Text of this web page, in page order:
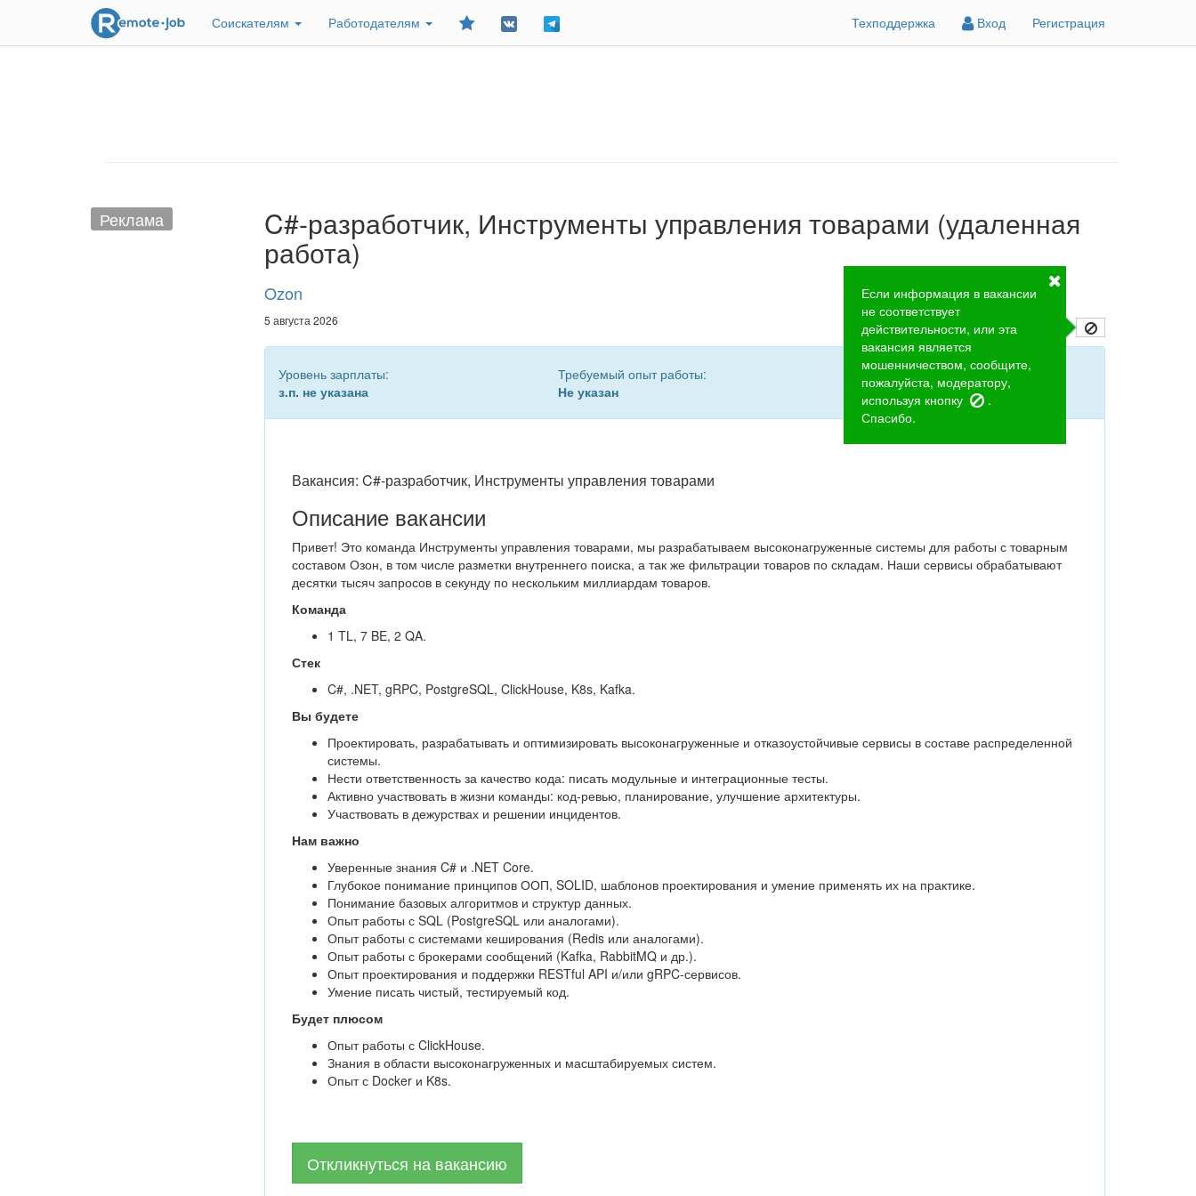
Соискателям Работодателям
Добавить
Техподдержка Вход Регистрация
Реклама C#-разработчик, Инструменты управления товарами (удаленная
работа)
Ozon
5 августа 2026
Если информация в вакансии
не соответствует
действительности, или эта
вакансия является
мошенничеством, сообщите,
пожалуйста, модератору,
используя кнопку
.
Спасибо.
Уровень зарплаты:
з.п. не указана
Требуемый опыт работы:
Не указан
Вакансия: C#-разработчик, Инструменты управления товарами
Описание вакансии
Привет! Это команда Инструменты управления товарами, мы разрабатываем высоконагруженные системы для работы с товарным
составом Озон, в том числе разметки внутреннего поиска, а так же фильтрации товаров по складам. Наши сервисы обрабатывают
десятки тысяч запросов в секунду по нескольким миллиардам товаров.
Команда
1 TL, 7 BE, 2 QA.
Стек
C#, .NET, gRPC, PostgreSQL, ClickHouse, K8s, Kafka.
Вы будете
Проектировать, разрабатывать и оптимизировать высоконагруженные и отказоустойчивые сервисы в составе распределенной
системы.
Нести ответственность за качество кода: писать модульные и интеграционные тесты.
Активно участвовать в жизни команды: код-ревью, планирование, улучшение архитектуры.
Участвовать в дежурствах и решении инцидентов.
Нам важно
Уверенные знания C# и .NET Core.
Глубокое понимание принципов ООП, SOLID, шаблонов проектирования и умение применять их на практике.
Понимание базовых алгоритмов и структур данных.
Опыт работы с SQL (PostgreSQL или аналогами).
Опыт работы с системами кеширования (Redis или аналогами).
Опыт работы с брокерами сообщений (Kafka, RabbitMQ и др.).
Опыт проектирования и поддержки RESTful API и/или gRPC-сервисов.
Умение писать чистый, тестируемый код.
Будет плюсом
Опыт работы с ClickHouse.
Знания в области высоконагруженных и масштабируемых систем.
Опыт с Docker и K8s.
Откликнуться на вакансию